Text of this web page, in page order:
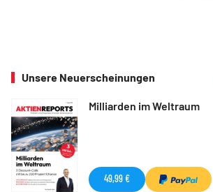
Unsere Neuerscheinungen
Milliarden im Weltraum
49,99 €